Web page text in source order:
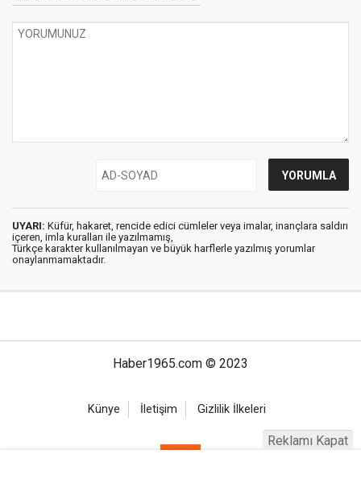
UYARI: Küfür, hakaret, rencide edici cümleler veya imalar, inançlara saldırı
içeren, imla kuralları ile yazılmamış,
Türkçe karakter kullanılmayan ve büyük harflerle yazılmış yorumlar
onaylanmamaktadır.
Haber1965.com © 2023
Künye İletişim Gizlilik İlkeleri
Reklamı Kapat